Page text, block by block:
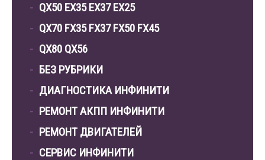
QX50 EX35 EX37 EX25
QX70 FX35 FX37 FX50 FX45
QX80 QX56
БЕЗ РУБРИКИ
ДИАГНОСТИКА ИНФИНИТИ
РЕМОНТ АКПП ИНФИНИТИ
РЕМОНТ ДВИГАТЕЛЕЙ
СЕРВИС ИНФИНИТИ